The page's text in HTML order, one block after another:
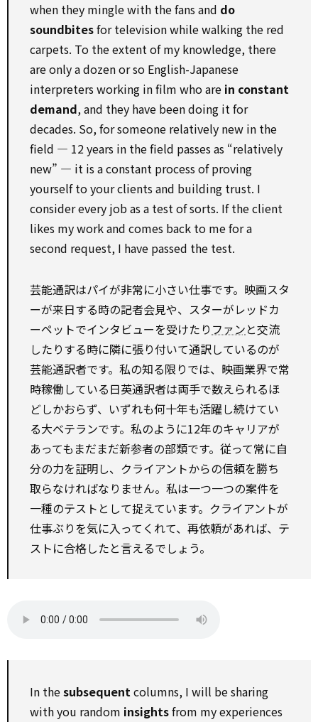
when they mingle with the fans and do
soundbitesfor television while walking the red
carpets. To the extent of my knowledge, there
are only a dozen or so English-Japanese
interpreters working in film who are in constant
demand, and they have been doing it for
decades. So, for someone relatively new in the
field — 12 years in the field passes as “relatively
new” — it is a constant process of proving
yourself to your clients and building trust. I
consider every job as a test of sorts. If the client
likes my work and comes back to me for a
second request, I have passed the test.
芸能通訳はパイが非常に小さい仕事です。映画スタ
ーが来日する時の記者会見や、スターがレッドカ
ーペットでインタビューを受けたり ファンと交流
したりする時に隣に張り付いて通訳しているのが
芸能通訳者です。私の知る限りでは、映画業界で常
時稼働している日英通訳者は両手で数えられるほ
どしかおらず、いずれも何十年も活躍し続けてい
る大ベテランです。私のように12年のキャリアが
あってもまだまだ新参者の部類です。従って常に自
分の力を証明し、クライアントからの信頼を勝ち
取らなければなりません。私は一つ一つの案件を
一種のテストとして捉えています。クライアントが
仕事ぶりを気に入ってくれて、再依頼があれば、テ
ストに合格したと言えるでしょう。
In thesubsequentcolumns, I will be sharing
with you random insightsfrom my experiences